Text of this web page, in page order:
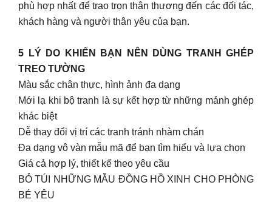
phù hợp nhất để trao trọn thân thương đến các đối tác,
khách hàng và người thân yêu của bạn.
5 LÝ DO KHIẾN BẠN NÊN DÙNG TRANH GHÉP
TREO TƯỜNG
Màu sắc chân thực, hình ảnh đa dạng
Mới lạ khi bộ tranh là sự kết hợp từ những mảnh ghép
khác biệt
Dễ thay đổi vị trí các tranh tránh nhàm chán
Đa dạng vô vàn mẫu mã để bạn tìm hiểu và lựa chọn
Giá cả hợp lý, thiết kế theo yêu cầu
BỎ TÚI NHỮNG MẪU ĐỒNG HỒ XINH CHO PHÒNG
BÉ YÊU